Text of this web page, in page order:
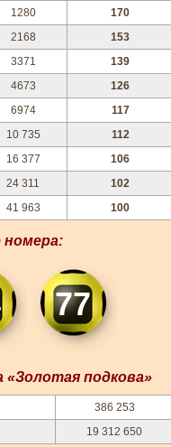
1280
170
2168
153
3371
139
4673
126
6974
117
10 735
112
16 377
106
24 311
102
41 963 100
77
подкова»
386 253
19 312 650